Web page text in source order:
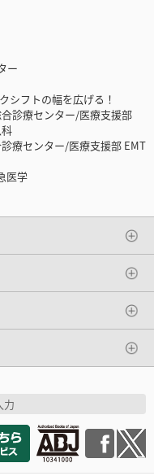
ー
シフトの幅を広げる！
診療センター/医療支援部
療センター/医療支援部 EMT
医学
力